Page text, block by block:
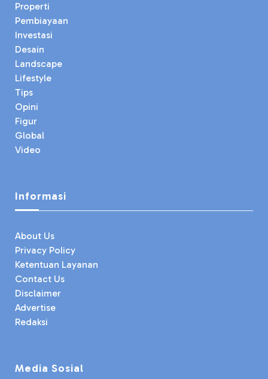
Properti
Pembiayaan
Investasi
Desain
Landscape
Lifestyle
Tips
Opini
Figur
Global
Video
Informasi
About Us
Privacy Policy
Ketentuan Layanan
Contact Us
Disclaimer
Advertise
Redaksi
Media Sosial